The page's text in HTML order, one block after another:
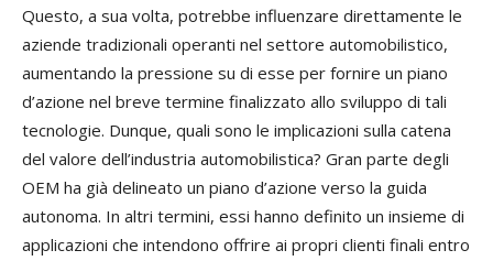
Questo, a sua volta, potrebbe influenzare direttamente le
aziende tradizionali operanti nel settore automobilistico,
aumentando la pressione su di esse per fornire un piano
d’azione nel breve termine finalizzato allo sviluppo di tali
tecnologie. Dunque, quali sono le implicazioni sulla catena
del valore dell’industria automobilistica? Gran parte degli
OEM ha già delineato un piano d’azione verso la guida
autonoma. In altri termini, essi hanno definito un insieme di
applicazioni che intendono offrire ai propri clienti finali entro